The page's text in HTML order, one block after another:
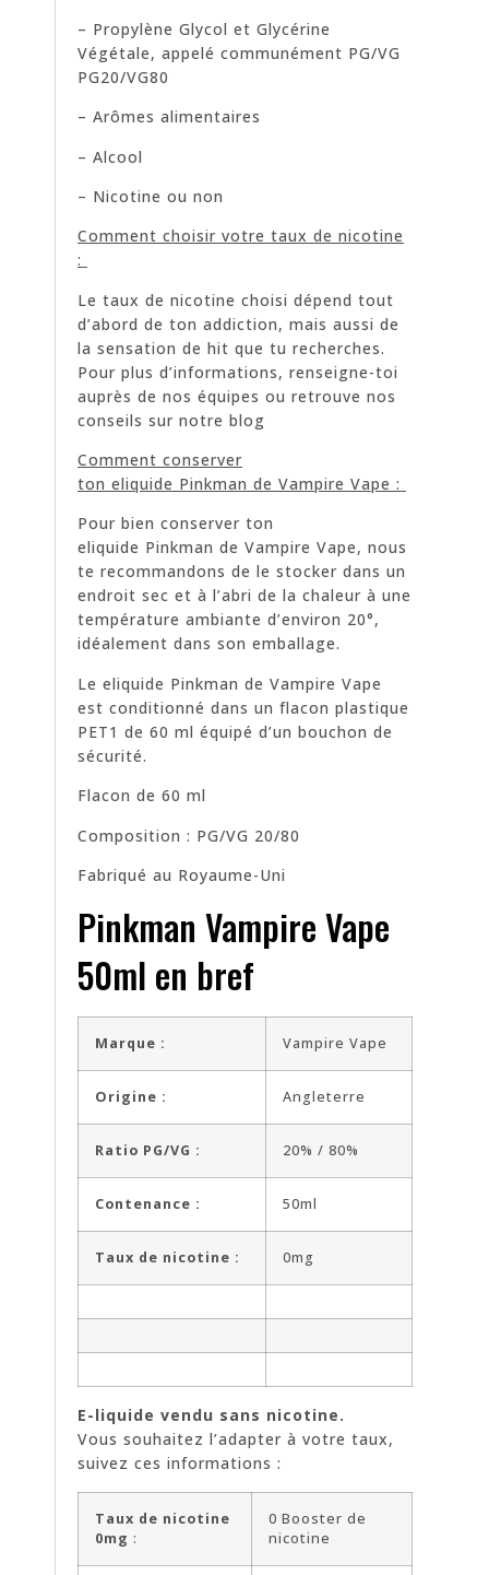
– Propylène Glycol et Glycérine
Végétale, appelé communément PG/VG
PG20/VG80
– Arômes alimentaires
– Alcool
– Nicotine ou non
Comment choisir votre taux de nicotine
:
Le taux de nicotine choisi dépend tout
d’abord de ton addiction, mais aussi de
la sensation de hit que tu recherches.
Pour plus d’informations, renseigne-toi
auprès de nos équipes ou retrouve nos
conseils sur notre blog
Comment conserver
ton eliquide Pinkman de Vampire Vape :
Pour bien conserver ton
eliquide Pinkman de Vampire Vape, nous
te recommandons de le stocker dans un
endroit sec et à l’abri de la chaleur à une
température ambiante d’environ 20°,
idéalement dans son emballage.
Le eliquide Pinkman de Vampire Vape
est conditionné dans un flacon plastique
PET1 de 60 ml équipé d’un bouchon de
sécurité.
Flacon de 60 ml
Composition : PG/VG 20/80
Fabriqué au Royaume-Uni
Pinkman Vampire Vape
50ml en bref
Marque : Vampire Vape
Origine : Angleterre
Ratio PG/VG : 20% / 80%
Contenance : 50ml
Taux de nicotine : 0mg
E-liquide vendu sans nicotine.
Vous souhaitez l’adapter à votre taux,
suivez ces informations :
Taux de nicotine
0mg :
0 Booster de
nicotine